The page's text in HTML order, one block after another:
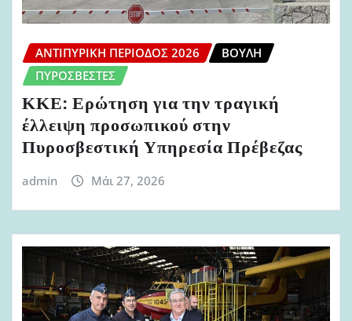
ΑΝΤΙΠΥΡΙΚΉ ΠΕΡΊΟΔΟΣ 2026
ΒΟΥΛΉ
ΠΥΡΟΣΒΈΣΤΕΣ
ΚΚΕ: Ερώτηση για την τραγική
έλλειψη προσωπικού στην
Πυροσβεστική Υπηρεσία Πρέβεζας
admin Μάι 27, 2026